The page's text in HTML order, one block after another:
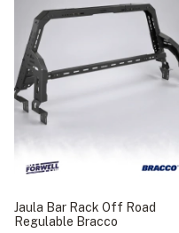
Jaula Bar Rack Off Road
Regulable Bracco